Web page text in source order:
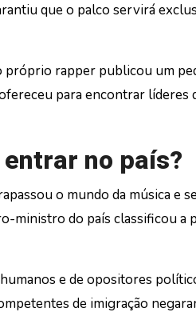
que o palco servirá
rapper publicou um
para encontrar líderes
no país?
o mundo da música e
ministro do país classificou a
e de opositores
de imigração